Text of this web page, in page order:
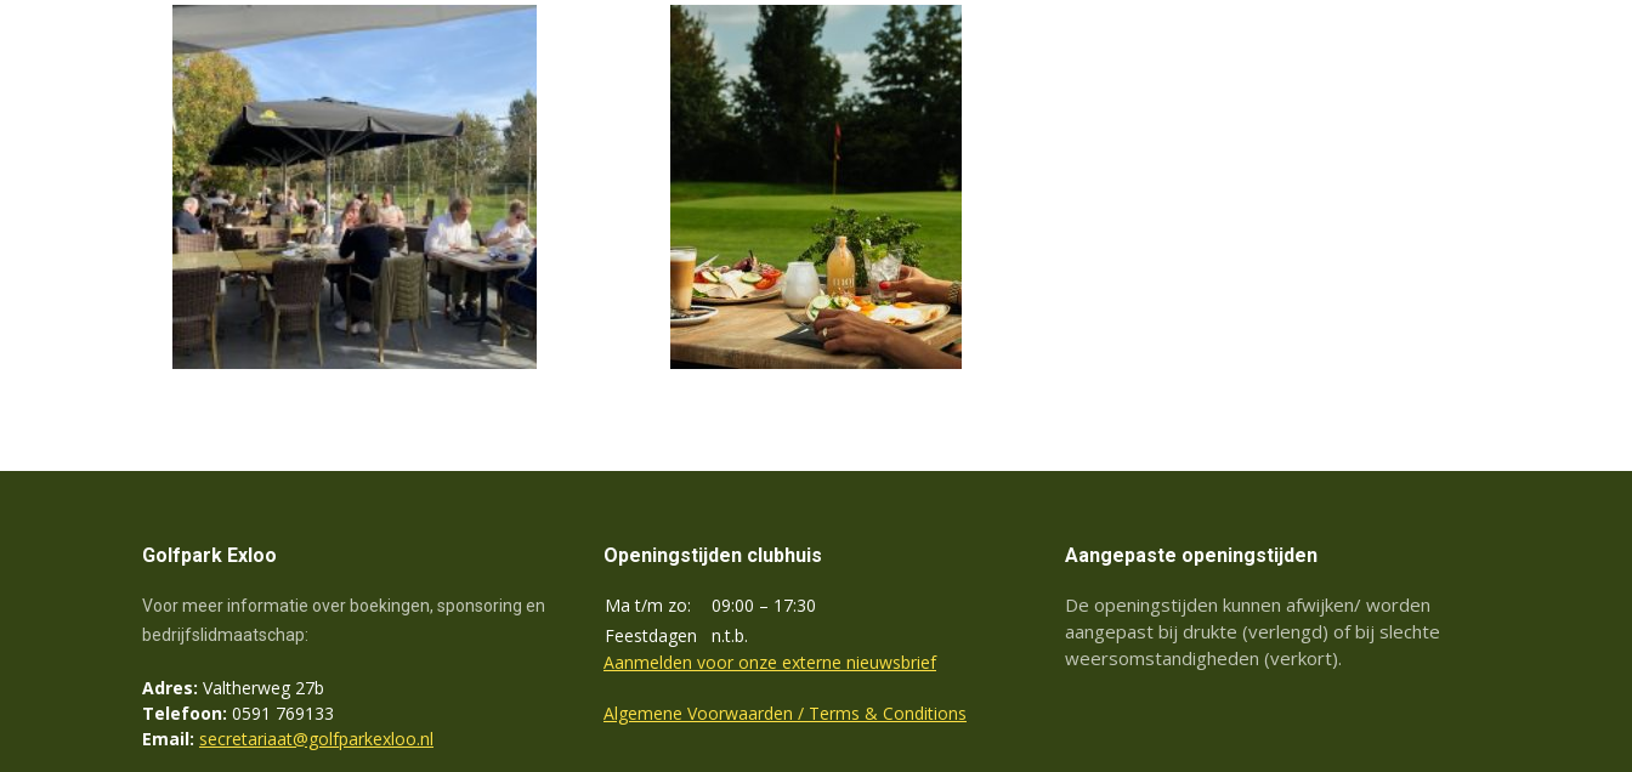
Golfpark Exloo
Voor meer informatie over boekingen, sponsoring en
bedrijfslidmaatschap:
Adres: Valtherweg 27b
Telefoon: 0591 769133
Email: secretariaat@golfparkexloo.nl
Openingstijden clubhuis
Ma t/m zo:
09:00 – 17:30
Feestdagen
n.t.b.
Aanmelden voor onze externe nieuwsbrief
Algemene Voorwaarden / Terms & Conditions
Aangepaste openingstijden
De openingstijden kunnen afwijken/ worden
aangepast bij drukte (verlengd) of bij slechte
weersomstandigheden (verkort).